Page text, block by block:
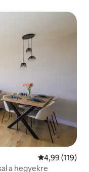
Átlagos
4,99 (119)
a hegyekre